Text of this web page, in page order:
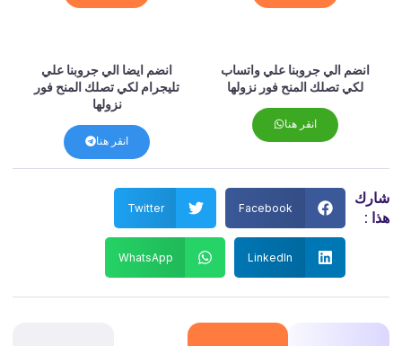
انضم الي جروبنا علي واتساب
لكي تصلك المنح فور نزولها
انقر هنا
انضم ايضا الي جروبنا علي
تليجرام لكي تصلك المنح فور
نزولها
انقر هنا
شارك
هذا :
Facebook
Twitter
LinkedIn
WhatsApp